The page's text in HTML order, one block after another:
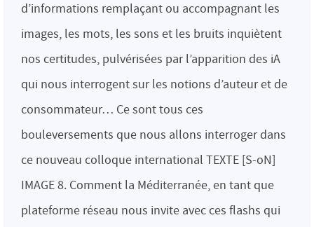
d’informations remplaçant ou accompagnant les
images, les mots, les sons et les bruits inquiètent
nos certitudes, pulvérisées par l’apparition des iA
qui nous interrogent sur les notions d’auteur et de
consommateur… Ce sont tous ces
bouleversements que nous allons interroger dans
ce nouveau colloque international TEXTE [S-oN]
IMAGE 8. Comment la Méditerranée, en tant que
plateforme réseau nous invite avec ces flashs qui